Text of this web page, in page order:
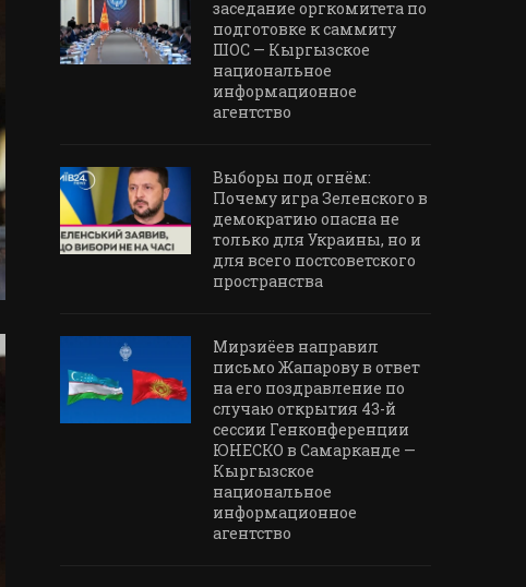
заседание оргкомитета по
подготовке к саммиту
ШОС — Кыргызское
национальное
информационное
агентство
Выборы под огнём:
Почему игра Зеленского в
демократию опасна не
только для Украины, но и
для всего постсоветского
пространства
Мирзиёев направил
письмо Жапарову в ответ
на его поздравление по
случаю открытия 43-й
сессии Генконференции
ЮНЕСКО в Самарканде —
Кыргызское
национальное
информационное
агентство